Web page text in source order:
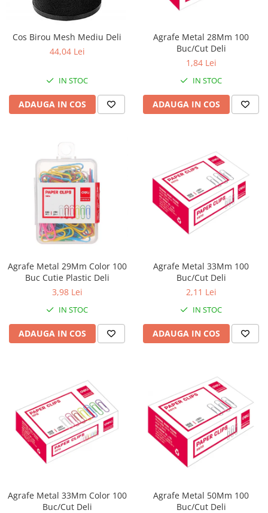
Perforatoare
Suporturi pentru accesorii
Suporturi pentru documente
Tusuri si tusiere
Europubele
Hartie igienica
Produse din hartie
Prosoape din hartie
Sapunuri si dezinfectanti
Uz universal
Cos Birou Mesh Mediu Deli
44,04 Lei
IN STOC
ADAUGA IN COS
Agrafe Metal 28Mm 100
Buc/Cut Deli
1,84 Lei
IN STOC
ADAUGA IN COS
Agrafe Metal 29Mm Color 100
Buc Cutie Plastic Deli
3,98 Lei
IN STOC
ADAUGA IN COS
Agrafe Metal 33Mm 100
Buc/Cut Deli
2,11 Lei
IN STOC
ADAUGA IN COS
Agrafe Metal 33Mm Color 100
Buc/Cut Deli
Agrafe Metal 50Mm 100
Buc/Cut Deli